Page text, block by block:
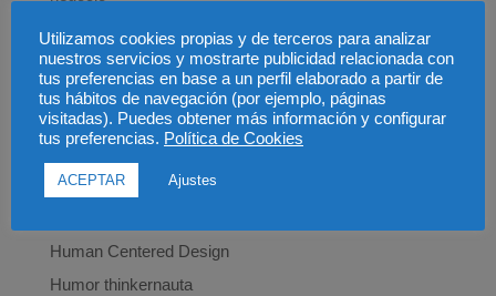
Categorías
Brainstorming
Customer Experience
Design thinking
Human Centered Design
Humor thinkernauta
Utilizamos cookies propias y de terceros para analizar
nuestros servicios y mostrarte publicidad relacionada con
tus preferencias en base a un perfil elaborado a partir de
tus hábitos de navegación (por ejemplo, páginas
visitadas). Puedes obtener más información y configurar
tus preferencias. Política de Cookies
ACEPTAR Ajustes